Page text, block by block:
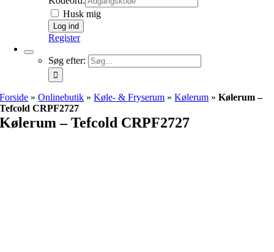
Husk mig
Register
Søg efter:
Forside »Onlinebutik »Køle- & Fryserum »Kølerum »Kølerum –
Tefcold CRPF2727
Kølerum – Tefcold CRPF2727